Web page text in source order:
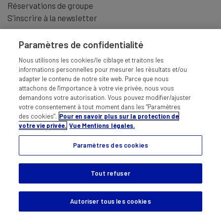
Réservations de groupe
S'inscrire à la newsletter
MENTIONS LÉGALES
CONDITIONS GÉNÉRALES
PROTECTION DES DONNÉES
Paramètres de confidentialité
Nous utilisons les cookies/le ciblage et traitons les
informations personnelles pour mesurer les résultats et/ou
adapter le contenu de notre site web. Parce que nous
attachons de l'importance à votre vie privée, nous vous
demandons votre autorisation. Vous pouvez modifier/ajuster
votre consentement à tout moment dans les "Paramètres
des cookies". Pour en savoir plus sur la protection de
votre vie privée. Vue Mentions légales.
Paramètres des cookies
Tout refuser
Autoriser tous les cookies